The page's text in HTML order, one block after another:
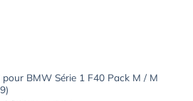
BMW Série 1 F40 Pack M / M